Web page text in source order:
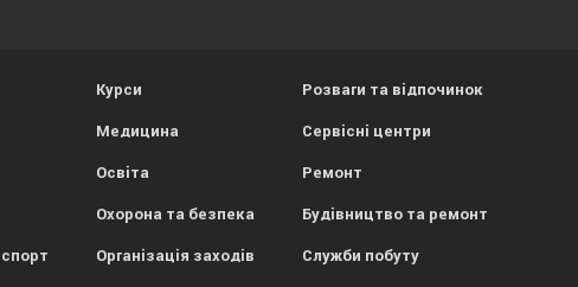
Курси
Медицина
Освіта
Охорона та безпека
Організація заходів
Розваги та відпочинок
Сервісні центри
Ремонт
Будівництво та ремонт
Служби побуту